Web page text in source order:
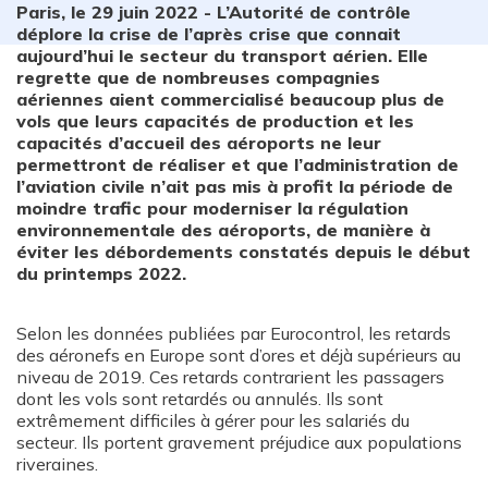
e
z
s
u
r
F
a
c
e
b
o
o
k
e
z
s
u
r
L
i
n
k
e
d
i
n
e
z
s
u
r
T
w
i
t
t
e
r
e
Paris, le 29 juin 2022 - L’Autorité de contrôle
déplore la crise de l’après crise que connait
aujourd’hui le secteur du transport aérien. Elle
regrette que de nombreuses compagnies
aériennes aient commercialisé beaucoup plus de
vols que leurs capacités de production et les
capacités d’accueil des aéroports ne leur
permettront de réaliser et que l’administration de
l’aviation civile n’ait pas mis à profit la période de
moindre trafic pour moderniser la régulation
environnementale des aéroports, de manière à
éviter les débordements constatés depuis le début
du printemps 2022.
Selon les données publiées par Eurocontrol, les retards
des aéronefs en Europe sont d’ores et déjà supérieurs au
niveau de 2019. Ces retards contrarient les passagers
dont les vols sont retardés ou annulés. Ils sont
extrêmement difficiles à gérer pour les salariés du
secteur. Ils portent gravement préjudice aux populations
riveraines.